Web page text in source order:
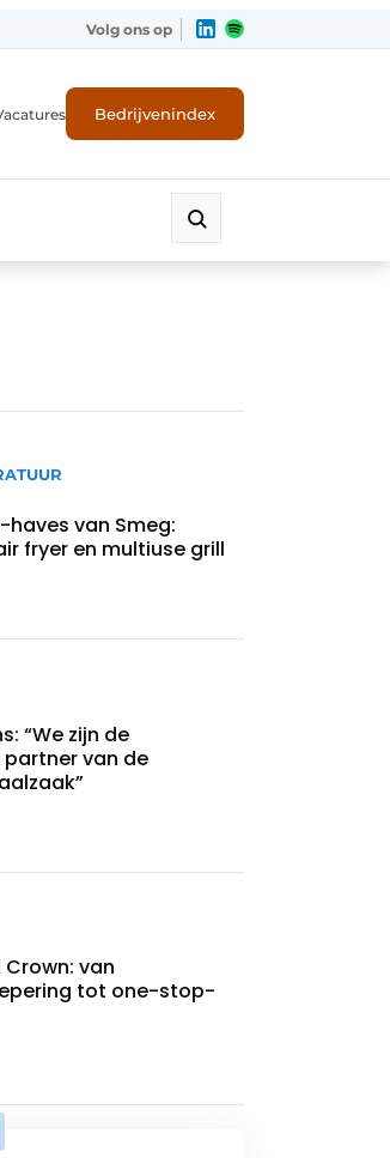
Volg ons op
Bedrijvenindex
haves van Smeg:
fryer en multiuse grill
“We zijn de
van de
van
tot one-stop-